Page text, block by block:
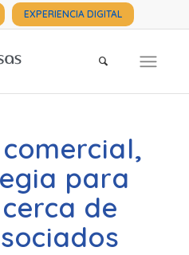
EXPERIENCIA DIGITAL
para
de